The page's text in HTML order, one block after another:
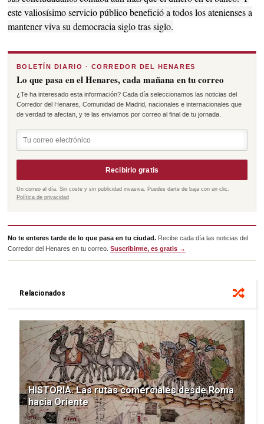
este valiosísimo servicio público benefició a todos los atenienses a
mantener viva su democracia siglo tras siglo.
BOLETÍN DIARIO · CORREDOR DEL HENARES
Lo que pasa en el Henares, cada mañana en tu correo
¿Te ha interesado esta información? Cada día seleccionamos las noticias del
Corredor del Henares, Comunidad de Madrid, nacionales e internacionales que
de verdad te afectan, y te las enviamos por correo al final de tu jornada.
Recibirlo gratis
Un correo al día. Sin coste y sin publicidad invasiva. Puedes darte de baja con un clic.
Política de privacidad
No te enteres tarde de lo que pasa en tu ciudad. Recibe cada día las noticias del
Corredor del Henares en tu correo.Suscribirme, es gratis →
Relacionados
HISTORIA. Las rutas comerciales desde Roma
hacia Oriente